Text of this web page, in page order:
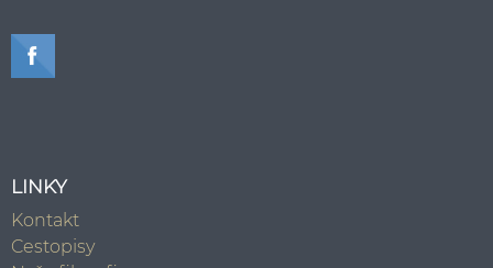
LINKY
Kontakt
Cestopisy